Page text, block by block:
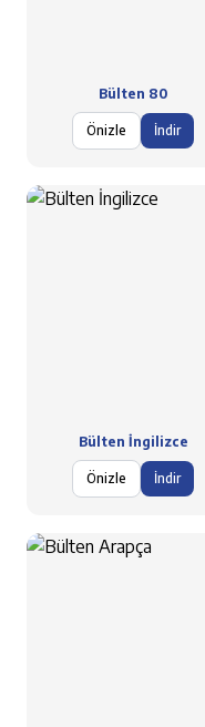
Bülten 80
Önizle İndir
Bülten İngilizce
Önizle İndir